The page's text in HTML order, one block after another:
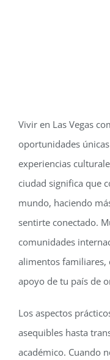
Vivir en Las Vegas
oportunidades
experiencias
ciudad significa que
mundo, haciendo
sentirte conectado.
comunidades
alimentos familiares,
apoyo de tu país de
Los aspectos
asequibles hasta
académico. Cuando